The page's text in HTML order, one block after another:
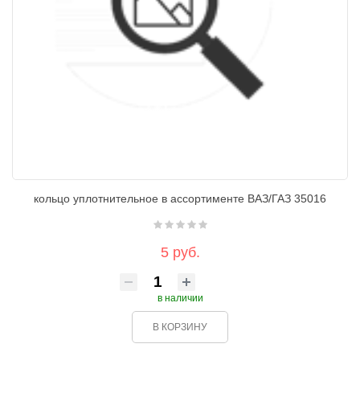
кольцо уплотнительное в ассортименте ВАЗ/ГАЗ 35016
5 руб.
в наличии
В КОРЗИНУ